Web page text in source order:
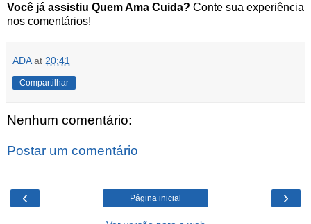
Você já assistiu Quem Ama Cuida? Conte sua experiência
nos comentários!
ADA at 20:41
Compartilhar
Nenhum comentário:
Postar um comentário
‹ ›
Página inicial